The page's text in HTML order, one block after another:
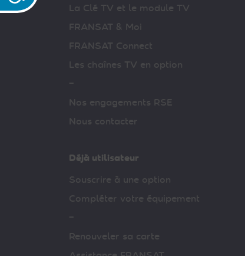
La Clé TV et le module TV
FRANSAT & Moi
FRANSAT Connect
Les chaînes TV en option
–
Nos engagements RSE
Nous contacter
Déjà utilisateur
Souscrire à une option
Compléter votre équipement
–
Renouveler sa carte